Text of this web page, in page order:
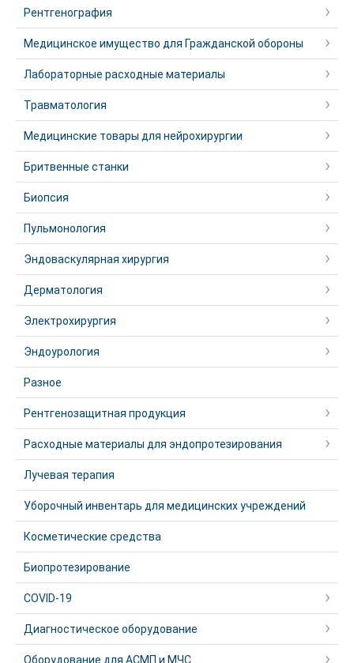
Рентгенография
Медицинское имущество для Гражданской обороны
Лабораторные расходные материалы
Травматология
Медицинские товары для нейрохирургии
Бритвенные станки
Биопсия
Пульмонология
Эндоваскулярная хирургия
Дерматология
Электрохирургия
Эндоурология
Разное
Рентгенозащитная продукция
Расходные материалы для эндопротезирования
Лучевая терапия
Уборочный инвентарь для медицинских учреждений
Косметические средства
Биопротезирование
COVID-19
Диагностическое оборудование
Оборудование для АСМП и МЧС